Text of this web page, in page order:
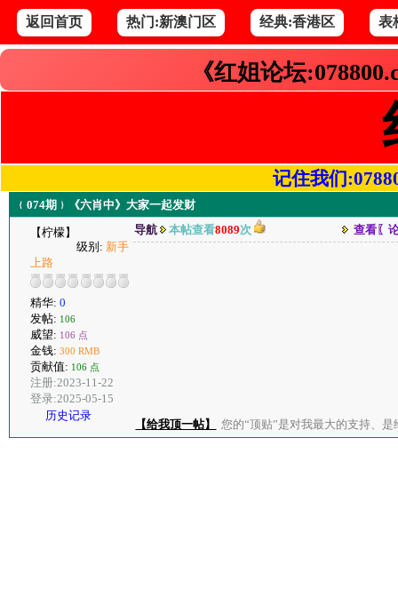
返回首页 热门:新澳门区 经典:香港区 表
《红姐论坛
记住我们
﹛074期﹜《六肖中》大家一起发财
【柠檬】
级别: 新手
上路
精华: 0
发帖: 106
威望: 106 点
金钱: 300 RMB
贡献值: 106 点
注册:2023-11-22
登录:2025-05-15
历史记录
导航 本帖查看8089次 查看〖
【给我顶一帖】 您的“顶贴”是对我最大的支持、